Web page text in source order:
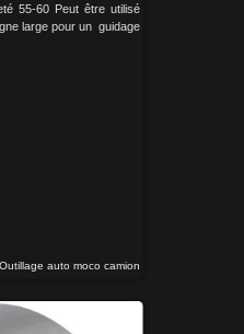
55-60 Peut être utilisé
large pour un guidage
Outillage auto moco camion